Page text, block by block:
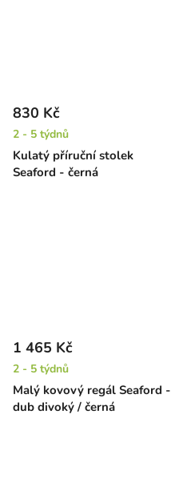
Kulatý příruční stolek
Seaford - černá
830 Kč
2 - 5 týdnů
Malý kovový regál Seaford -
dub divoký / černá
1 465 Kč
2 - 5 týdnů